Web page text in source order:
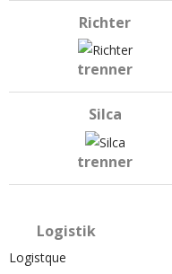
Richter
trenner
Silca
trenner
Logistik
Logistque